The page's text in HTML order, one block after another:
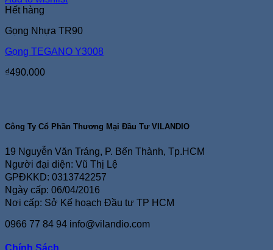
Hết hàng
Gọng Nhựa TR90
Gọng TEGANO Y3008
₫490.000
Công Ty Cổ Phần Thương Mại Đầu Tư VILANDIO
19 Nguyễn Văn Tráng, P. Bến Thành, Tp.HCM
Người đại diện: Vũ Thị Lệ
GPĐKKD: 0313742257
Ngày cấp: 06/04/2016
Nơi cấp: Sở Kế hoạch Đầu tư TP HCM
0966 77 84 94 info@vilandio.com
Chính Sách